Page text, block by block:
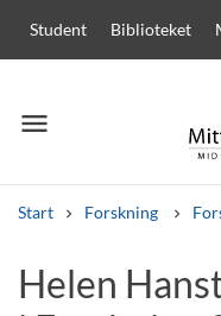
Student Biblioteket
menu
Meny
Start Forskning
Andra söktjänster
Helen